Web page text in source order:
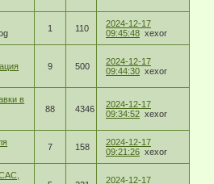
1 110
2024-12-17
09:45:48 xexor
9 500
2024-12-17
09:44:30 xexor
в
88 4346
2024-12-17
09:34:52 xexor
7 158
2024-12-17
09:21:26 xexor
2024-12-17